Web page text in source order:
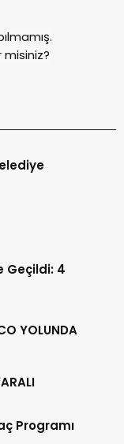
Geçildi: 4
YOLUNDA
Programı